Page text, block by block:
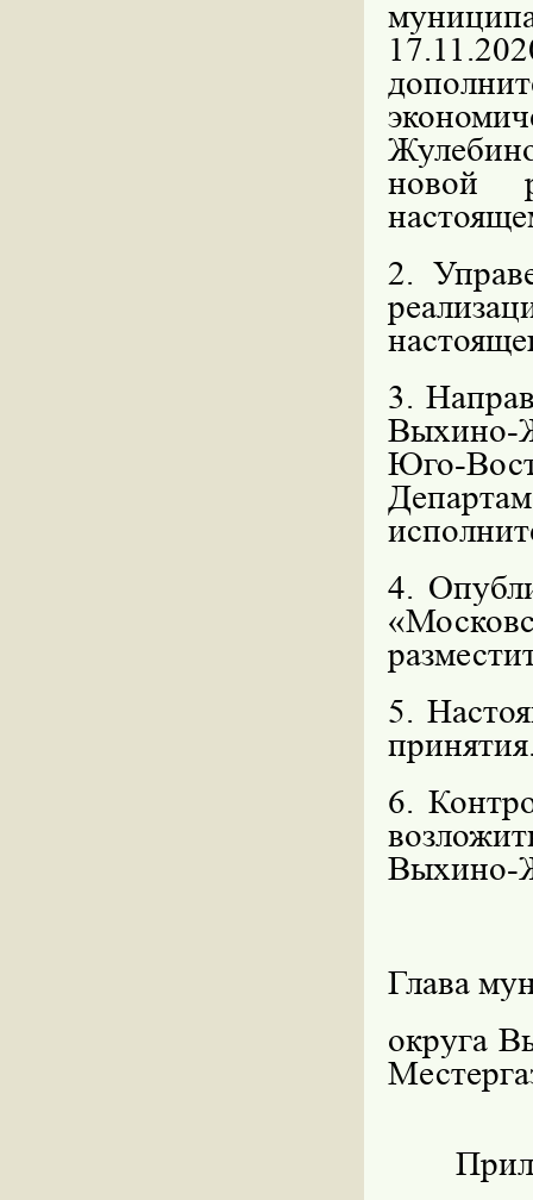
новой
2.
3.
Выхино-
Юго-
4.
5.
6.
Выхино-
Глава
округа